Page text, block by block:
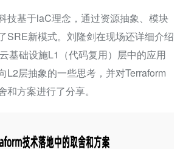
技基于laC理念，通过资源抽象、模块
SRE新模式。刘隆剑在现场还详细介绍
基础设施L1（代码复用）层中的应用
L2层抽象的一些思考，并对Terraform
方案进行了分享。